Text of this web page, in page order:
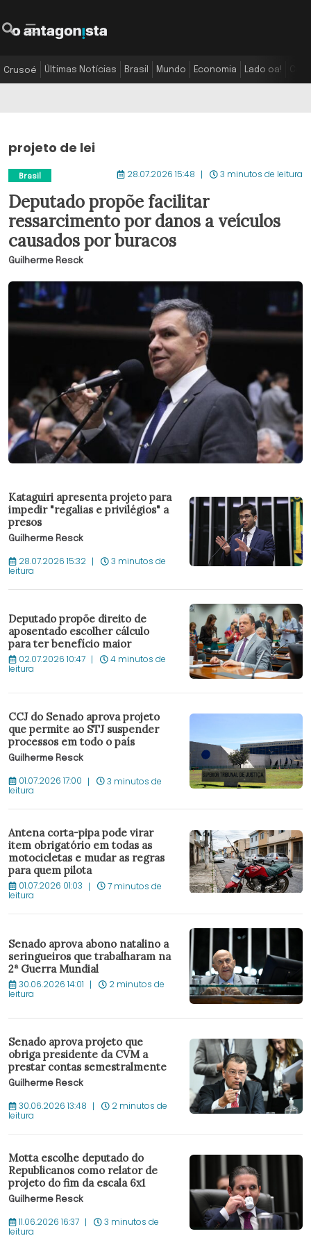
Crusoé Últimas Notícias Brasil Mundo Economia Lado oa!
projeto de lei
Brasil 28.07.2026 15:48 3 minutos de leitura
Deputado propõe facilitar
ressarcimento por danos a veículos
causados por buracos
Guilherme Resck
Kataguiri apresenta projeto para
impedir "regalias e privilégios" a
presos
Guilherme Resck
28.07.2026 15:32 3 minutos de
leitura
Deputado propõe direito de
aposentado escolher cálculo
para ter benefício maior
02.07.2026 10:47 4 minutos de
leitura
CCJ do Senado aprova projeto
que permite ao STJ suspender
processos em todo o país
Guilherme Resck
01.07.2026 17:00 3 minutos de
leitura
Antena corta-pipa pode virar
item obrigatório em todas as
motocicletas e mudar as regras
para quem pilota
01.07.2026 01:03 7 minutos de
leitura
Senado aprova abono natalino a
seringueiros que trabalharam na
2ª Guerra Mundial
30.06.2026 14:01 2 minutos de
leitura
Senado aprova projeto que
obriga presidente da CVM a
prestar contas semestralmente
Guilherme Resck
30.06.2026 13:48 2 minutos de
leitura
Motta escolhe deputado do
Republicanos como relator de
projeto do fim da escala 6x1
Guilherme Resck
11.06.2026 16:37 3 minutos de
leitura